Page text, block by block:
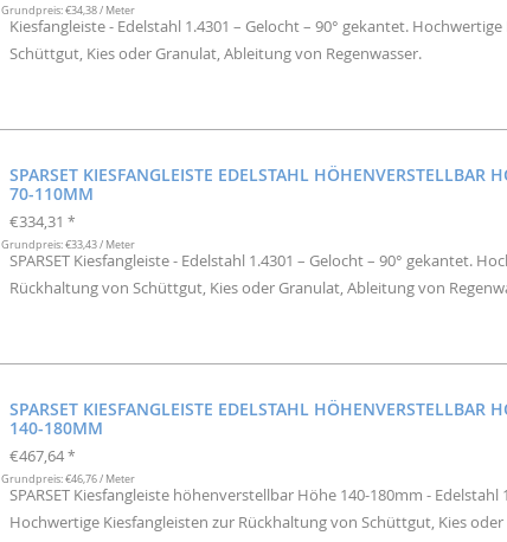
Grundpreis: €34,38 / Meter
Kiesfangleiste - Edelstahl 1.4301 – Gelocht – 90° gekantet.
Schüttgut, Kies oder Granulat, Ableitung von Regenwasser.
SPARSET KIESFANGLEISTE EDELSTAHL HÖHENVERSTELLBAR
70-110MM
€334,31 *
Grundpreis: €33,43 / Meter
SPARSET Kiesfangleiste - Edelstahl 1.4301 – Gelocht – 90° gekantet.
Rückhaltung von Schüttgut, Kies oder Granulat, Ableitung von
SPARSET KIESFANGLEISTE EDELSTAHL HÖHENVERSTELLBAR
140-180MM
€467,64 *
Grundpreis: €46,76 / Meter
SPARSET Kiesfangleiste höhenverstellbar Höhe 140-180mm - Edelstahl
Hochwertige Kiesfangleisten zur Rückhaltung von Schüttgut, Kies